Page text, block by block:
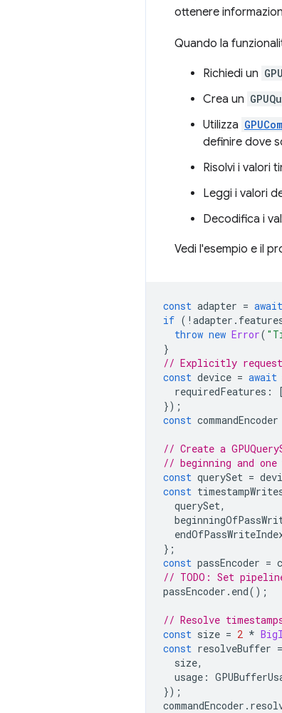
ottenere
Quando la
Richiedi un
Crea un
Utilizza
definire dove
Risolvi i valori
Leggi i valori
Decodifica i
Vedi l'esempio e il
const adapter = await
if ( ! adapter .
throw new Error(
}
// Explicitly request
const device = await
requiredFeatures : [
});
const commandEncoder
// Create a
// beginning and
const querySet =
const
querySet,
};
const passEncoder =
// TODO: Set
passEncoder . end();
// Resolve
const size = 2 *
const resolveBuffer =
size,
usage :
});
commandEncoder .